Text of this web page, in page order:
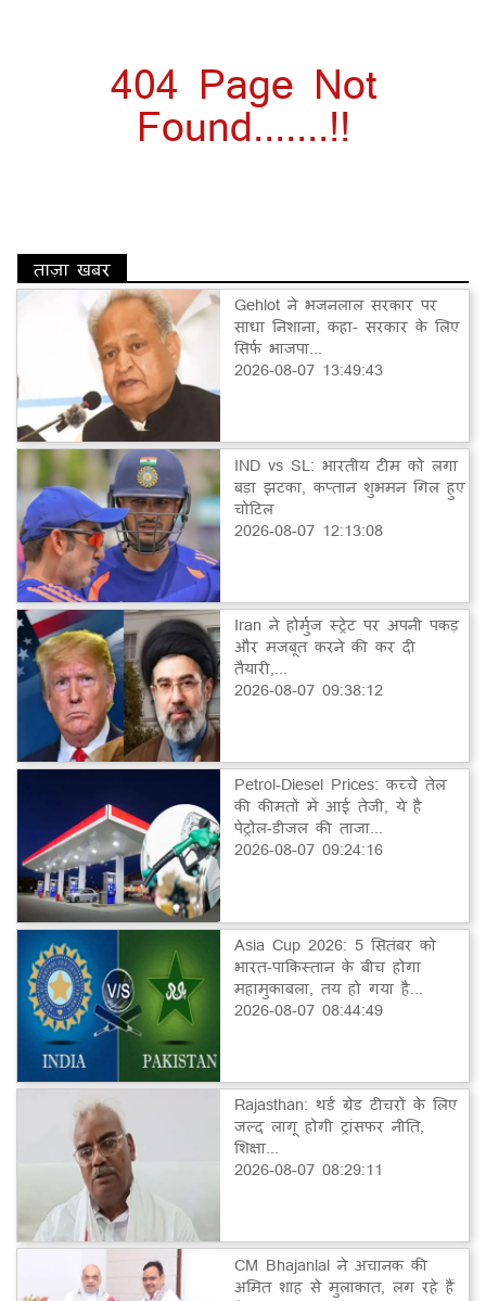
404 Page Not
Found.......!!
ताज़ा खबर
Gehlot ने भजनलाल सरकार पर
साधा निशाना, कहा- सरकार के लिए
सिर्फ भाजपा...
2026-08-07 13:49:43
IND vs SL: भारतीय टीम को लगा
बड़ा झटका, कप्तान शुभमन गिल हुए
चोटिल
2026-08-07 12:13:08
Iran ने होर्मुज स्ट्रेट पर अपनी पकड़
और मजबूत करने की कर दी
तैयारी,...
2026-08-07 09:38:12
Petrol-Diesel Prices: कच्चे तेल
की कीमतों में आई तेजी, ये है
पेट्रोल-डीजल की ताजा...
2026-08-07 09:24:16
Asia Cup 2026: 5 सितंबर को
भारत-पाकिस्तान के बीच होगा
महामुकाबला, तय हो गया है...
2026-08-07 08:44:49
Rajasthan: थर्ड ग्रेड टीचरों के लिए
जल्द लागू होगी ट्रांसफर नीति,
शिक्षा...
2026-08-07 08:29:11
CM Bhajanlal ने अचानक की
अमित शाह से मुलाकात, लग रहे हैं